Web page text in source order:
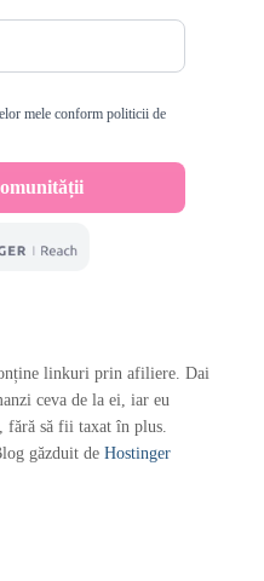
linkuri prin afiliere. Dai
ceva de la ei, iar eu
fără să fii taxat în plus.
găzduit de Hostinger